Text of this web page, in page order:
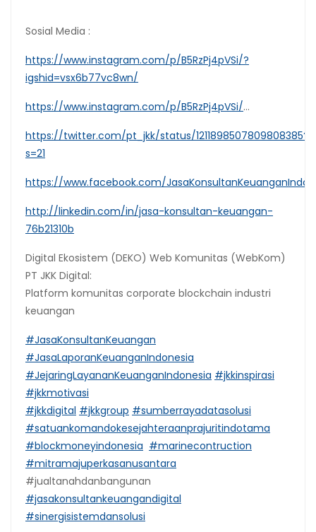
Sosial Media :
https://www.instagram.com/p/B5RzPj4pVSi/?
igshid=vsx6b77vc8wn/
https://www.instagram.com/p/B5RzPj4pVSi/…
https://twitter.com/pt_jkk/status/1211898507809808385?
s=21
https://www.facebook.com/
http://linkedin.com/in/jasa-konsultan-keuangan-
76b21310b
Digital Ekosistem (DEKO) Web Komunitas (WebKom)
PT JKK Digital:
Platform komunitas corporate blockchain industri
keuangan
#JasaKonsultanKeuangan
#JasaLaporanKeuanganIndonesia
#JejaringLayananKeuanganIndonesia #jkkinspirasi
#jkkmotivasi
#jkkdigital #jkkgroup #sumberrayadatasolusi
#satuankomandokesejahteraanprajuritindotama
#blockmoneyindonesia #marinecontruction
#mitramajuperkasanusantara
#jualtanahdanbangunan
#jasakonsultankeuangandigital
#sinergisistemdansolusi